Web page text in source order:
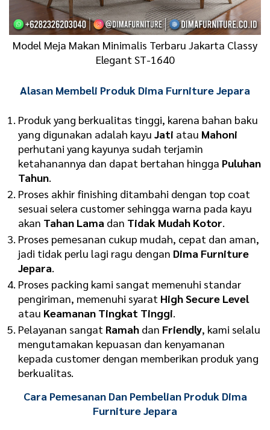
Model Meja Makan Minimalis Terbaru Jakarta Classy
Elegant ST-1640
Alasan Membeli Produk Dima Furniture Jepara
Produk yang berkualitas tinggi, karena bahan baku
yang digunakan adalah kayu Jati atau Mahoni
perhutani yang kayunya sudah terjamin
ketahanannya dan dapat bertahan hingga Puluhan
Tahun.
Proses akhir finishing ditambahi dengan top coat
sesuai selera customer sehingga warna pada kayu
akan Tahan Lama dan Tidak Mudah Kotor.
Proses pemesanan cukup mudah, cepat dan aman,
jadi tidak perlu lagi ragu dengan Dima Furniture
Jepara.
Proses packing kami sangat memenuhi standar
pengiriman, memenuhi syarat High Secure Level
atau Keamanan Tingkat Tinggi.
Pelayanan sangat Ramah dan Friendly, kami selalu
mengutamakan kepuasan dan kenyamanan
kepada customer dengan memberikan produk yang
berkualitas.
Cara Pemesanan Dan Pembelian Produk Dima
Furniture Jepara